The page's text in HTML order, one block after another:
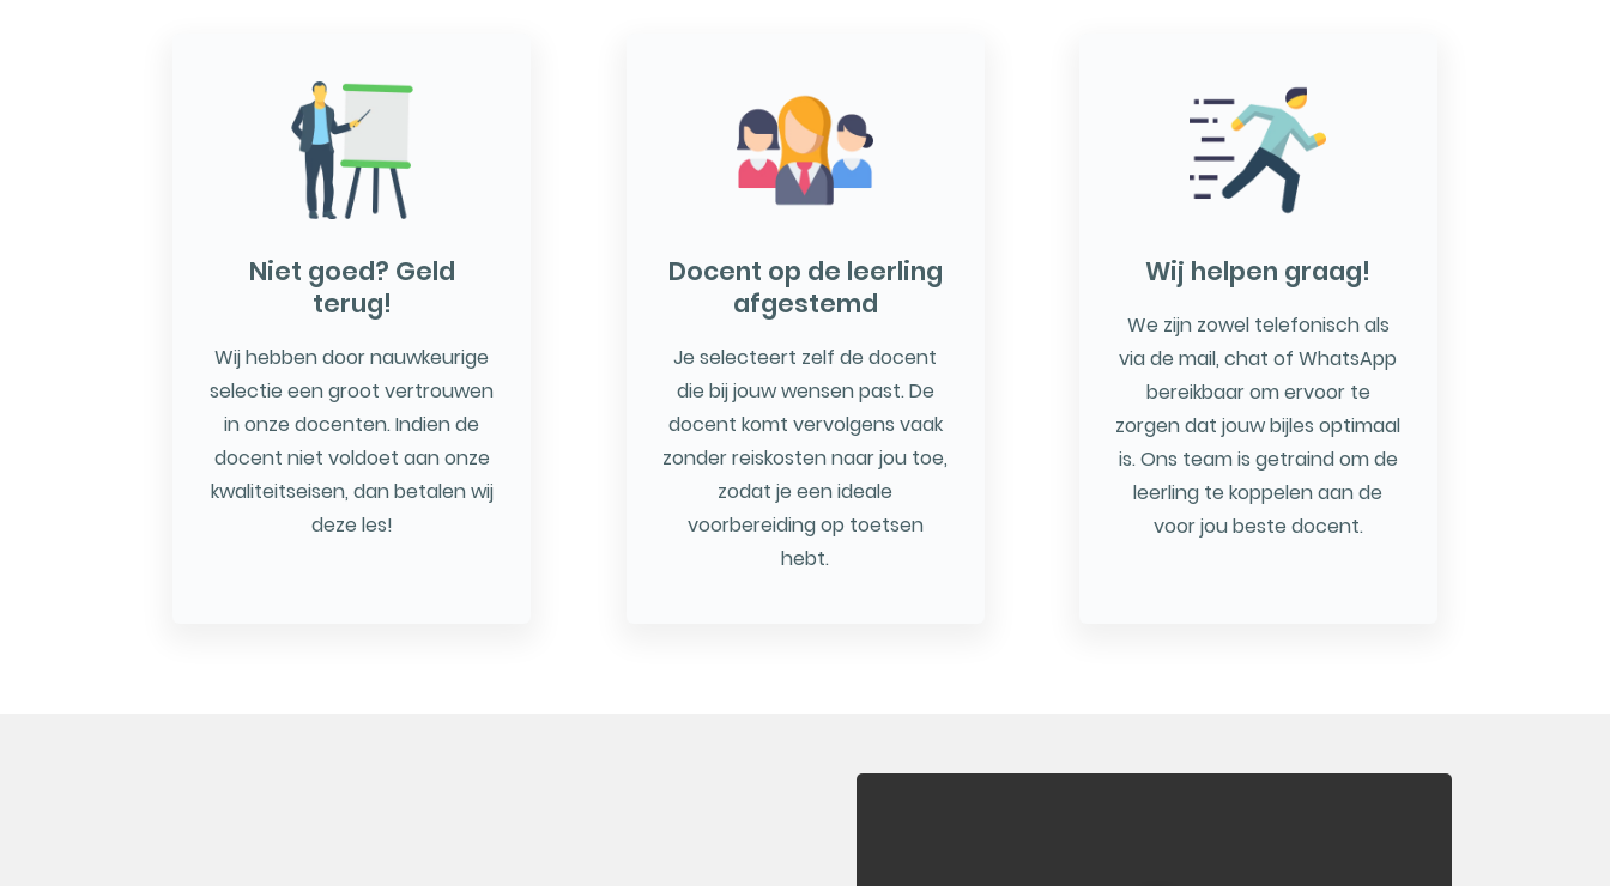
Niet goed? Geld
terug!
Wij hebben door nauwkeurige
selectie een groot vertrouwen
in onze docenten. Indien de
docent niet voldoet aan onze
kwaliteitseisen, dan betalen wij
deze les!
Docent op de leerling
afgestemd
Je selecteert zelf de docent
die bij jouw wensen past. De
docent komt vervolgens vaak
zonder reiskosten naar jou toe,
zodat je een ideale
voorbereiding op toetsen
hebt.
Wij helpen graag!
We zijn zowel telefonisch als
via de mail, chat of WhatsApp
bereikbaar om ervoor te
zorgen dat jouw bijles optimaal
is. Ons team is getraind om de
leerling te koppelen aan de
voor jou beste docent.